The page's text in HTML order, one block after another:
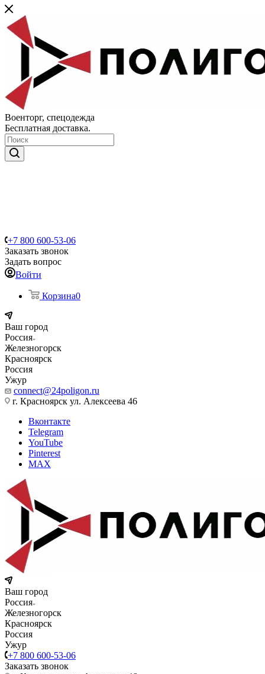
Военторг, спецодежда
Бесплатная доставка.
+7 800 600-53-06
Заказать звонок
Задать вопрос
Войти
Корзина0
Ваш город
Россия
Железногорск
Красноярск
Россия
Ужур
connect@24poligon.ru
г. Красноярск ул. Алексеева 46
Вконтакте
Telegram
YouTube
Pinterest
MAX
Ваш город
Россия
Железногорск
Красноярск
Россия
Ужур
+7 800 600-53-06
Заказать звонок